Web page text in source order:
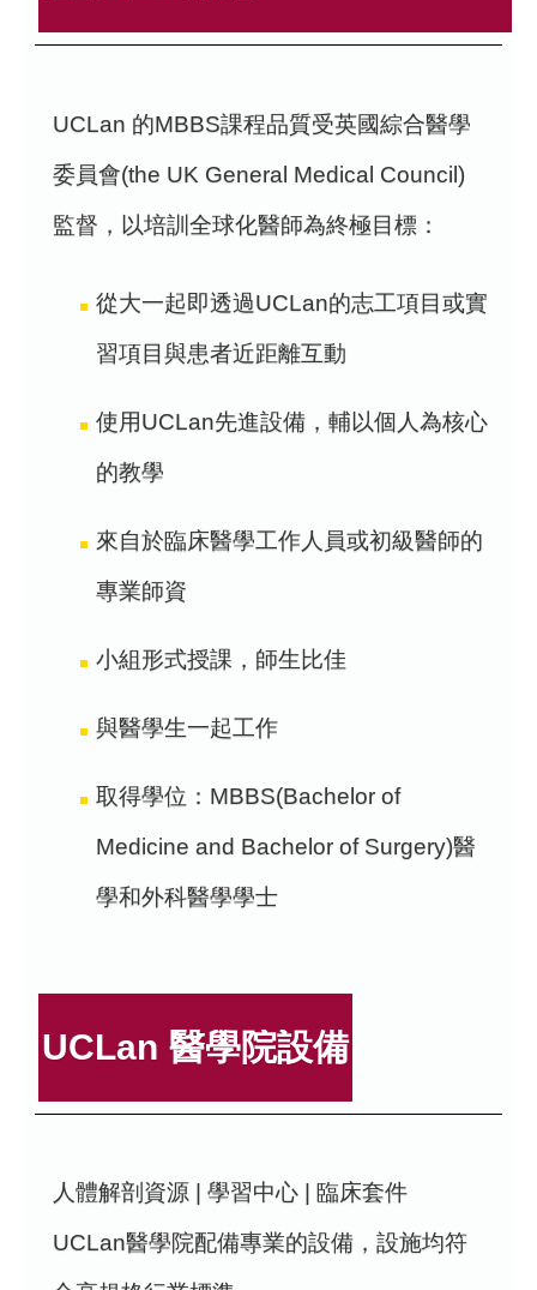
UCLan 的MBBS課程品質受英國綜合醫學
委員會(the UK General Medical Council)
監督，以培訓全球化醫師為終極目標：
從大一起即透過UCLan的志工項目或實
習項目與患者近距離互動
使用UCLan先進設備，輔以個人為核心
的教學
來自於臨床醫學工作人員或初級醫師的
專業師資
小組形式授課，師生比佳
與醫學生一起工作
取得學位：MBBS(Bachelor of
Medicine and Bachelor of Surgery)醫
學和外科醫學學士
UCLan 醫學院設備
人體解剖資源 | 學習中心 | 臨床套件
UCLan醫學院配備專業的設備，設施均符